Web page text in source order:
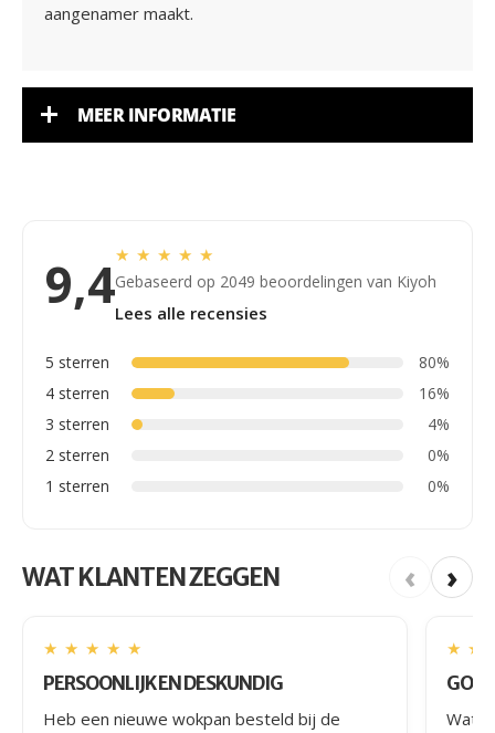
aangenamer maakt.
MEER INFORMATIE
9,4★ ★ ★ ★ ★
Gebaseerd op 2049 beoordelingen van Kiyoh
Lees alle recensies
5 sterren
80%
4 sterren
16%
3 sterren
4%
2 sterren
0%
1 sterren
0%
WAT KLANTEN ZEGGEN ‹ ›
★ ★ ★ ★ ★
PERSOONLIJK EN DESKUNDIG
Heb een nieuwe wokpan besteld bij de
★ ★
Wat